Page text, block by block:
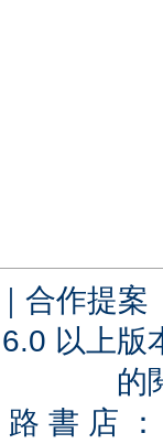
｜ 合作提案
以上
的
書 店